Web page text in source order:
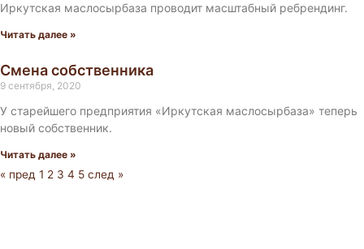
Иркутская маслосырбаза проводит масштабный ребрендинг.
Читать далее »
Смена собственника
9 сентября, 2020
У старейшего предприятия «Иркутская маслосырбаза» теперь
новый собственник.
Читать далее »
« пред 1 2 3 4 5 след »